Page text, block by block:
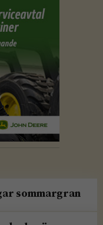
sommargran